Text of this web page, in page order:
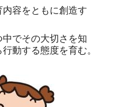
容をともに創造す
でその大切さを知
動する態度を育む。